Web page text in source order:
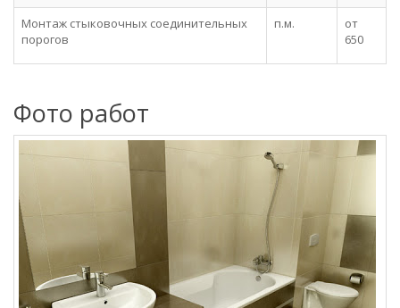
Монтаж стыковочных соединительных
порогов
п.м.
от
650
Фото работ